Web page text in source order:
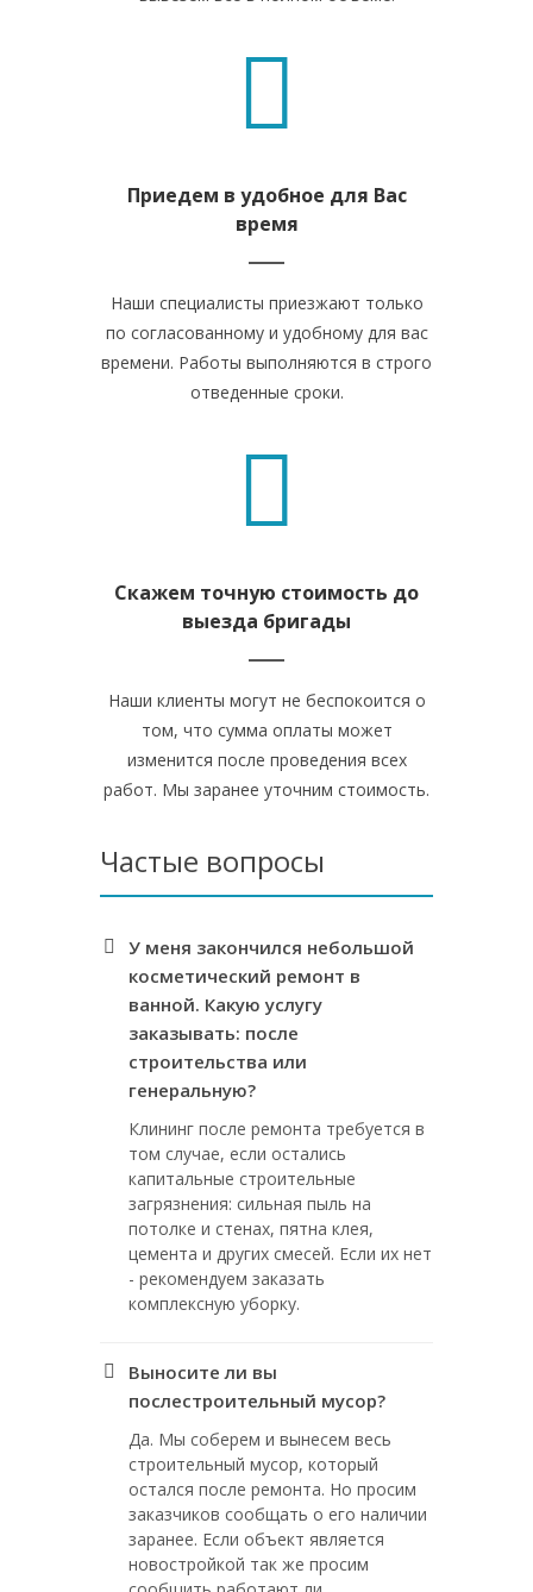
Приедем в удобное для Вас
время
Наши специалисты приезжают только
по согласованному и удобному для вас
времени. Работы выполняются в строго
отведенные сроки.
Скажем точную стоимость до
выезда бригады
Наши клиенты могут не беспокоится о
том, что сумма оплаты может
изменится после проведения всех
работ. Мы заранее уточним стоимость.
Частые вопросы
У меня закончился небольшой
косметический ремонт в
ванной. Какую услугу
заказывать: после
строительства или
генеральную?
Клининг после ремонта требуется в
том случае, если остались
капитальные строительные
загрязнения: сильная пыль на
потолке и стенах, пятна клея,
цемента и других смесей. Если их нет
- рекомендуем заказать
комплексную уборку.
Выносите ли вы
послестроительный мусор?
Да. Мы соберем и вынесем весь
строительный мусор, который
остался после ремонта. Но просим
заказчиков сообщать о его наличии
заранее. Если объект является
новостройкой так же просим